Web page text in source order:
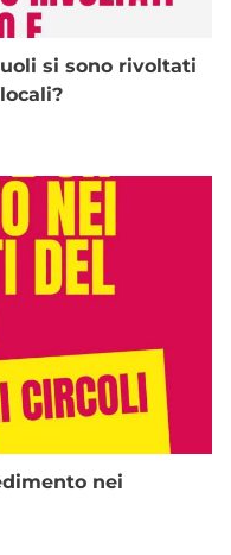
si sono rivoltati
nei